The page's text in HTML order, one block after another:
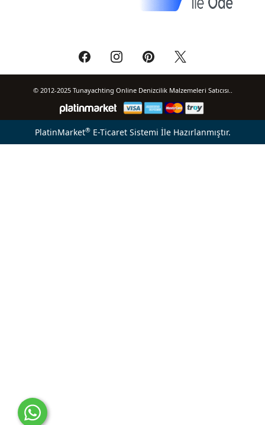
© 2012-2025 Tunayachting Online Denizcilik Malzemeleri Satıcısı..
PlatinMarket®E-Ticaret Sistemi İle Hazırlanmıştır.